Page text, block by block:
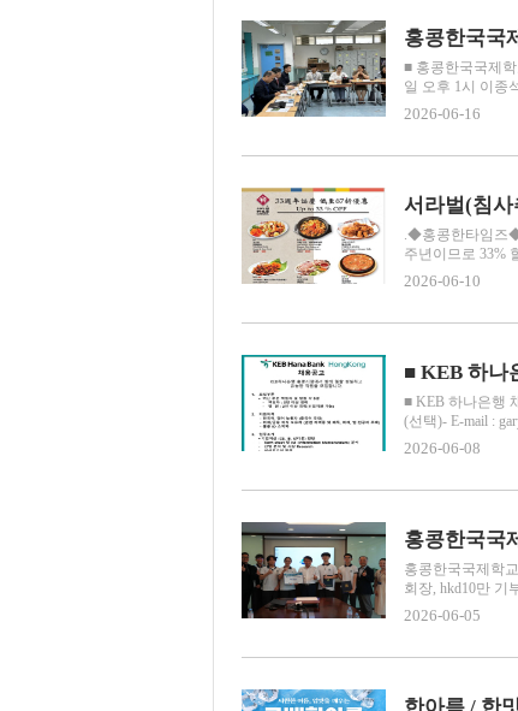
홍콩한국국
■ 홍콩한국국제
일 오후 1시 이종
2026-06-16
.◆홍콩한타임즈
주년이므로 33%
2026-06-10
■ KEB 하나
■ KEB 하나은행
(선택)- E-mail :
2026-06-08
홍콩한국국제학
회장, hkd10만 기
2026-06-05